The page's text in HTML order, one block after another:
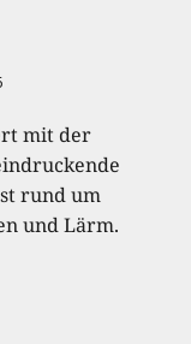
mit der
rund um
und Lärm.